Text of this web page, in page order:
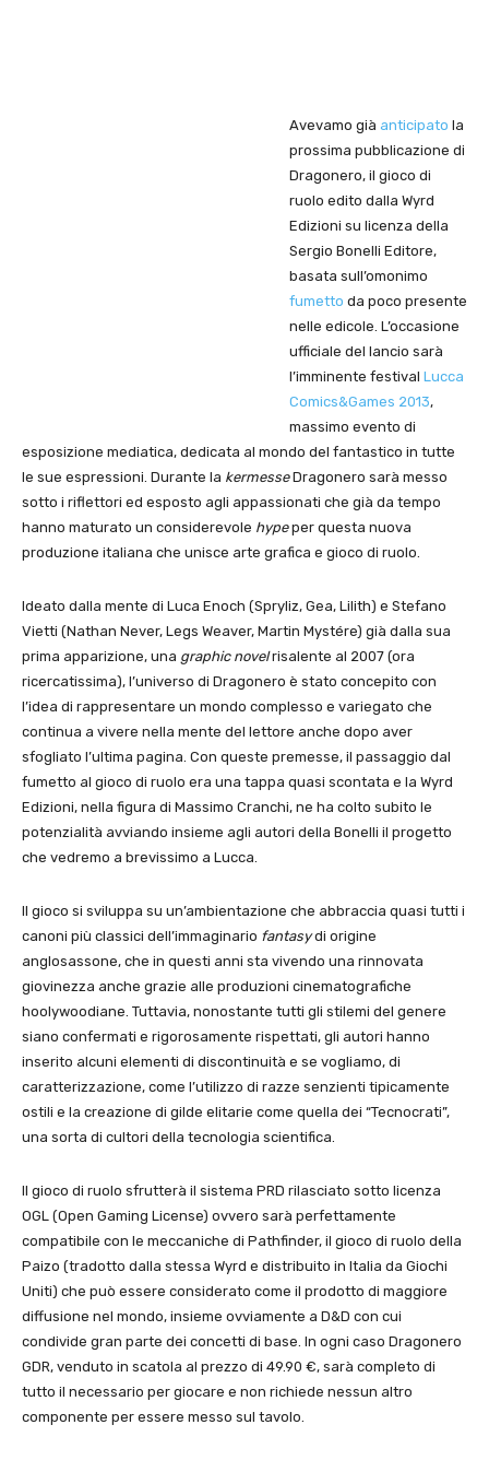
Avevamo già anticipato la
prossima pubblicazione di
Dragonero, il gioco di
ruolo edito dalla Wyrd
Edizioni su licenza della
Sergio Bonelli Editore,
basata sull’omonimo
fumetto da poco presente
nelle edicole. L’occasione
ufficiale del lancio sarà
l’imminente festival Lucca
Comics&Games 2013,
massimo evento di
esposizione mediatica, dedicata al mondo del fantastico in tutte
le sue espressioni. Durante la kermesseDragonero sarà messo
sotto i riflettori ed esposto agli appassionati che già da tempo
hanno maturato un considerevole hypeper questa nuova
produzione italiana che unisce arte grafica e gioco di ruolo.
Ideato dalla mente di Luca Enoch (Spryliz, Gea, Lilith) e Stefano
Vietti (Nathan Never, Legs Weaver, Martin Mystére) già dalla sua
prima apparizione, una graphic novelrisalente al 2007 (ora
ricercatissima), l’universo di Dragonero è stato concepito con
l’idea di rappresentare un mondo complesso e variegato che
continua a vivere nella mente del lettore anche dopo aver
sfogliato l’ultima pagina. Con queste premesse, il passaggio dal
fumetto al gioco di ruolo era una tappa quasi scontata e la Wyrd
Edizioni, nella figura di Massimo Cranchi, ne ha colto subito le
potenzialità avviando insieme agli autori della Bonelli il progetto
che vedremo a brevissimo a Lucca.
Il gioco si sviluppa su un’ambientazione che abbraccia quasi tutti i
canoni più classici dell’immaginario fantasydi origine
anglosassone, che in questi anni sta vivendo una rinnovata
giovinezza anche grazie alle produzioni cinematografiche
hoolywoodiane. Tuttavia, nonostante tutti gli stilemi del genere
siano confermati e rigorosamente rispettati, gli autori hanno
inserito alcuni elementi di discontinuità e se vogliamo, di
caratterizzazione, come l’utilizzo di razze senzienti tipicamente
ostili e la creazione di gilde elitarie come quella dei “Tecnocrati”,
una sorta di cultori della tecnologia scientifica.
Il gioco di ruolo sfrutterà il sistema PRD rilasciato sotto licenza
OGL (Open Gaming License) ovvero sarà perfettamente
compatibile con le meccaniche di Pathfinder, il gioco di ruolo della
Paizo (tradotto dalla stessa Wyrd e distribuito in Italia da Giochi
Uniti) che può essere considerato come il prodotto di maggiore
diffusione nel mondo, insieme ovviamente a D&D con cui
condivide gran parte dei concetti di base. In ogni caso Dragonero
GDR, venduto in scatola al prezzo di 49.90 €, sarà completo di
tutto il necessario per giocare e non richiede nessun altro
componente per essere messo sul tavolo.